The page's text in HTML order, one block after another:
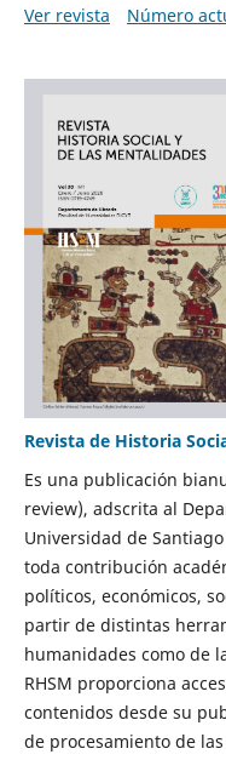
Ver revista
Número
Revista de Historia
Es una publicación
review), adscrita al
Universidad de
toda contribución
políticos, económicos,
partir de distintas
humanidades como de
RHSM proporciona
contenidos desde su
de procesamiento de